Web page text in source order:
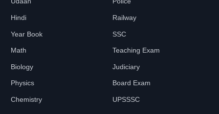
Hindi
Year Book
Math
Biology
Physics
Chemistry
Railway
SSC
Teaching Exam
Judiciary
Board Exam
UPSSSC